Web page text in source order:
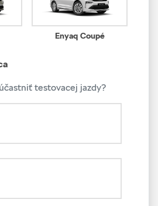
Enyaq Coupé
testovacej jazdy?